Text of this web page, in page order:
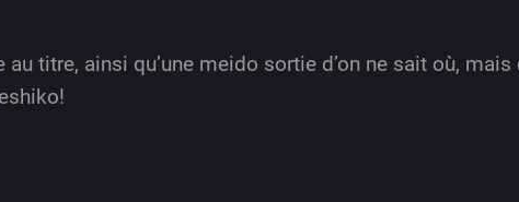
titre, ainsi qu’une meido sortie d’on ne sait où, mais